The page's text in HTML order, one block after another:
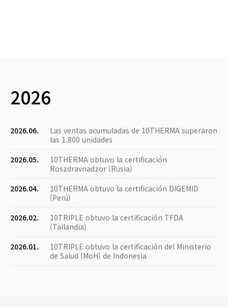
2026
2026.06.
Las ventas acumuladas de 10THERMA superaron
las 1.800 unidades
2026.05.
10THERMA obtuvo la certificación
Roszdravnadzor (Rusia)
2026.04.
10THERMA obtuvo la certificación DIGEMID
(Perú)
2026.02.
10TRIPLE obtuvo la certificación TFDA
(Tailandia)
2026.01.
10TRIPLE obtuvo la certificación del Ministerio
de Salud (MoH) de Indonesia